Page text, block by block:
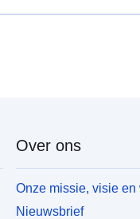
Over ons
Onze missie, visie en
Nieuwsbrief